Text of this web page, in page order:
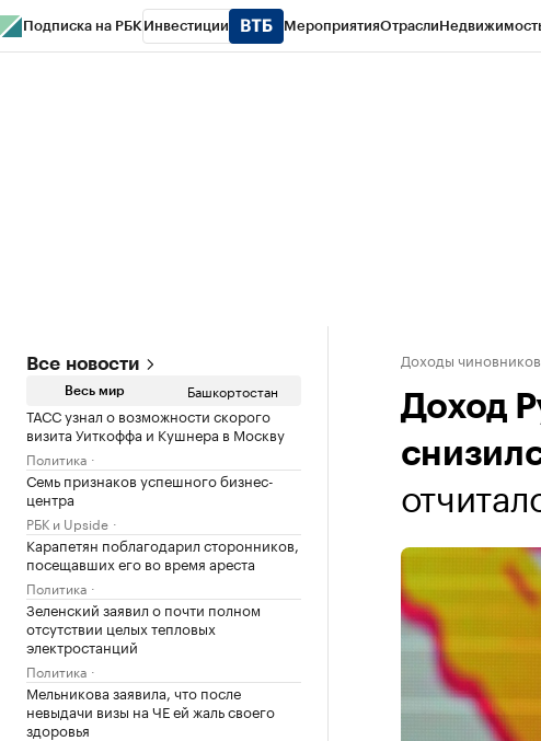
Подписка на РБК Инвестиции МероприятияОтрасли
Все новости
Весь мир Башкортостан
ТАСС узнал о возможности скорого
визита Уиткоффа и Кушнера в Москву
Политика
Семь признаков успешного бизнес-
центра
РБК и Upside
Карапетян поблагодарил сторонников,
посещавших его во время ареста
Политика
Зеленский заявил о почти полном
отсутствии целых тепловых
электростанций
Политика
Мельникова заявила, что после
невыдачи визы на ЧЕ ей жаль своего
здоровья
Доходы
Доход